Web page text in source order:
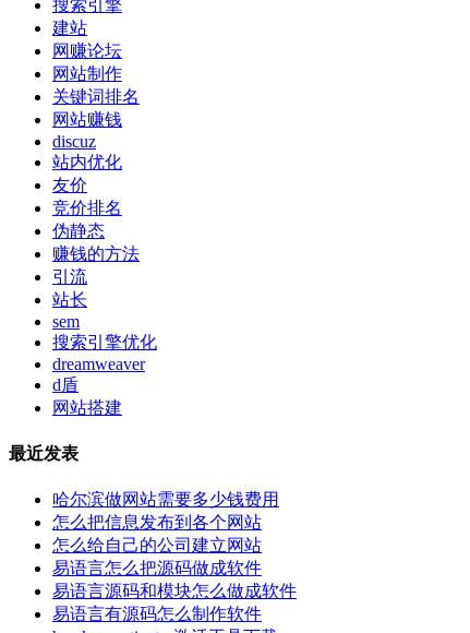
搜索引擎
建站
网赚论坛
网站制作
关键词排名
网站赚钱
discuz
站内优化
友价
竞价排名
伪静态
赚钱的方法
引流
站长
sem
搜索引擎优化
dreamweaver
d盾
网站搭建
最近发表
哈尔滨做网站需要多少钱费用
怎么把信息发布到各个网站
怎么给自己的公司建立网站
易语言怎么把源码做成软件
易语言源码和模块怎么做成软件
易语言有源码怎么制作软件